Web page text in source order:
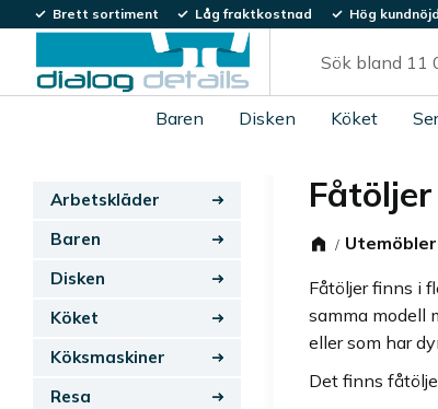
Brett sortiment Låg fraktkostnad Hög
Baren Disken Köket
Fåtöljer
Utemöbler
Fåtöljer finns i
samma modell
eller som har
Det finns
Arbetskläder
Baren
Disken
Köket
Köksmaskiner
Resa